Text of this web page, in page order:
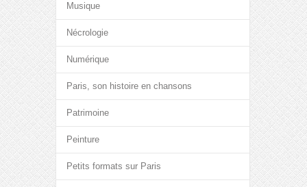
Musique
Nécrologie
Numérique
Paris, son histoire en chansons
Patrimoine
Peinture
Petits formats sur Paris